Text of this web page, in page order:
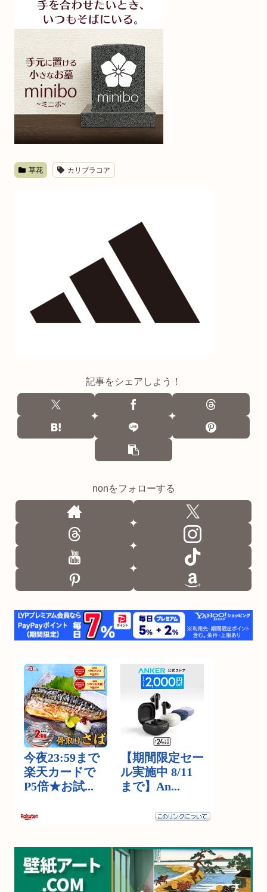
草花 カリブラコア
記事をシェアしよう！
nonをフォローする